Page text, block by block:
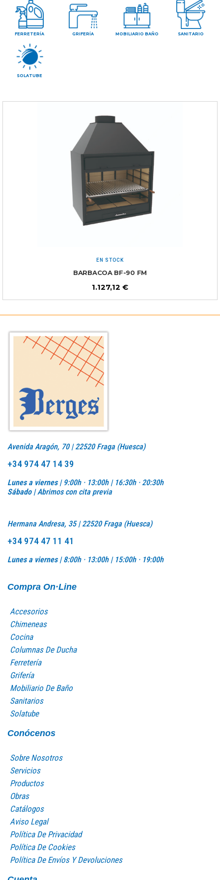
FERRETERÍA GRIFERÍA MOBILIARIO BAÑO SANITARIO
SOLATUBE
EN STOCK
BARBACOA BF-90 FM
1.127,12 €
Avenida Aragón, 70 | 22520 Fraga (Huesca)
+34 974 47 14 39
Lunes a viernes | 9:00h · 13:00h | 16:30h · 20:30h
Sábado |Abrimos con cita previa
Hermana Andresa, 35 | 22520 Fraga (Huesca)
+34 974 47 11 41
Lunes a viernes |8:00h · 13:00h | 15:00h · 19:00h
Compra On·Line
Accesorios
Chimeneas
Cocina
Columnas De Ducha
Ferretería
Grifería
Mobiliario De Baño
Sanitarios
Solatube
Conócenos
Sobre Nosotros
Servicios
Productos
Obras
Catálogos
Aviso Legal
Política De Privacidad
Política De Cookies
Política De Envíos Y Devoluciones